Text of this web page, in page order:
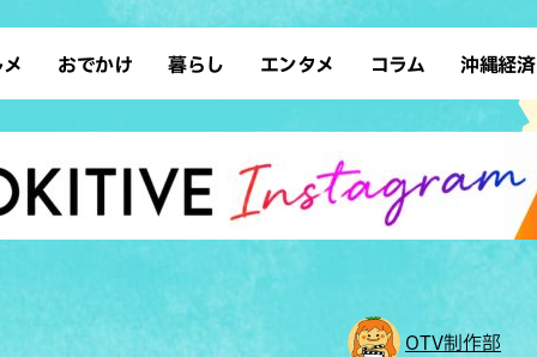
ン 沖縄そば
ウト カフェ
和食・日本料理
おでかけ
デート ドライブ
散歩 ソロ活
暮らし
レシピ SDGs
ファッション ローカルニュース
沖縄移住 沖縄旧暦行事
エンタメ
スポーツ 占い
タレント・芸人 テレビ
コラム 沖縄経済
OTV制作部